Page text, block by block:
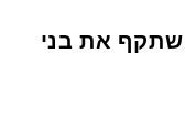
שתקף את בני